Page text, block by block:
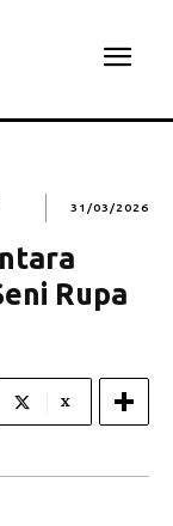
31/03/2026
Rupa
X